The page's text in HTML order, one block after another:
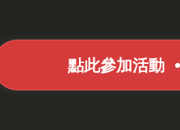
點此參加活動